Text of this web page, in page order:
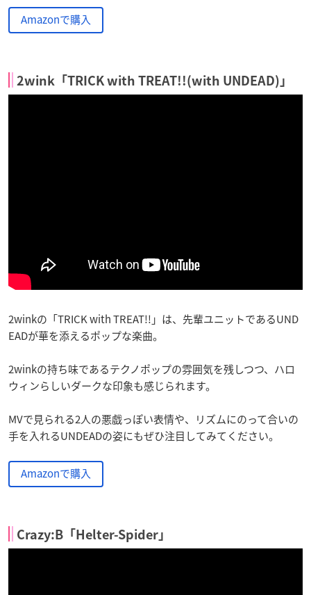
Amazonで購入
2wink「TRICK with TREAT!!(with UNDEAD)」
2winkの「TRICK with TREAT!!」は、先輩ユニットであるUND
EADが華を添えるポップな楽曲。
2winkの持ち味であるテクノポップの雰囲気を残しつつ、ハロ
ウィンらしいダークな印象も感じられます。
MVで見られる2人の悪戯っぽい表情や、リズムにのって合いの
手を入れるUNDEADの姿にもぜひ注目してみてください。
Amazonで購入
Crazy:B「Helter-Spider」